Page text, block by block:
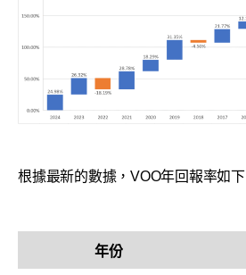
根據最新的數據，VOO年回報率如下
年份